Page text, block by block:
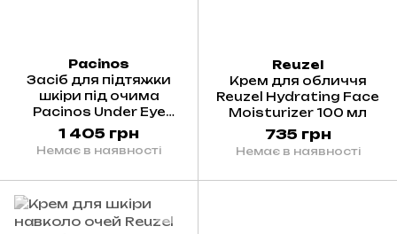
Pacinos
Засіб для підтяжки
шкіри під очима
Pacinos Under Eye
Tightner cream 15ml
1 405 грн
Немає в наявності
Reuzel
Крем для обличчя
Reuzel Hydrating Face
Moisturizer 100 мл
735 грн
Немає в наявності